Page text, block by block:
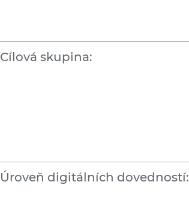
Cílová skupina:
Úroveň digitálních dovedností: